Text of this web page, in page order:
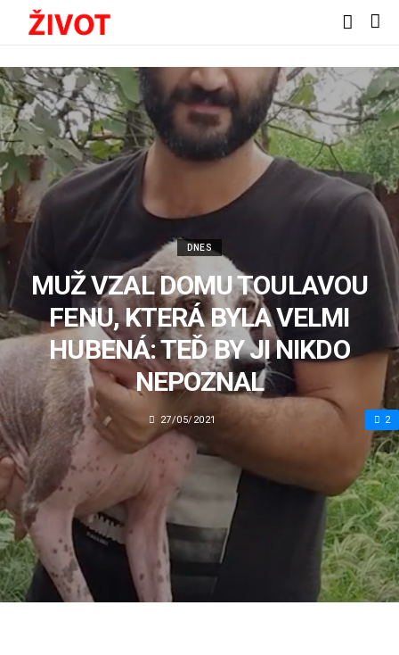
DNES
MUŽ VZAL DOMU TOULAVOU
FENU, KTERÁ BYLA VELMI
HUBENÁ: TEĎ BY JI NIKDO
NEPOZNAL
27/05/2021 2